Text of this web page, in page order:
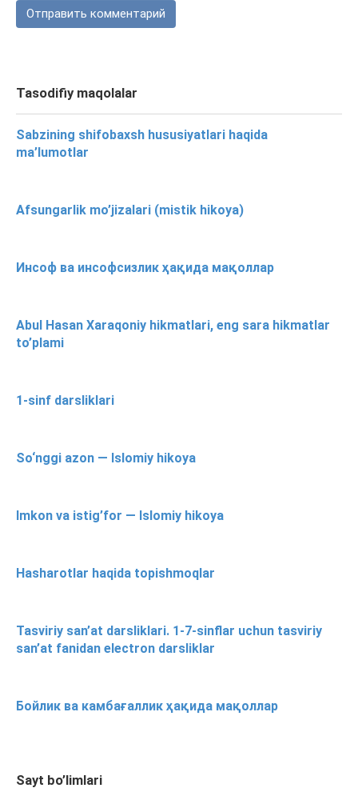
Tasodifiy maqolalar
Sabzining shifobaxsh hususiyatlari haqida
ma’lumotlar
Afsungarlik mo’jizalari (mistik hikoya)
Инсоф ва инсофсизлик ҳақида мақоллар
Abul Hasan Xaraqoniy hikmatlari, eng sara hikmatlar
to’plami
1-sinf darsliklari
So‘nggi azon — Islomiy hikoya
Imkon va istig’for — Islomiy hikoya
Hasharotlar haqida topishmoqlar
Tasviriy san’at darsliklari. 1-7-sinflar uchun tasviriy
san’at fanidan electron darsliklar
Бойлик ва камбағаллик ҳақида мақоллар
Sayt bo’limlari